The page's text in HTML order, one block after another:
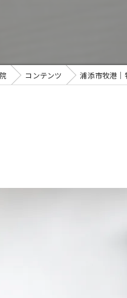
コンテンツ 浦添市牧港｜